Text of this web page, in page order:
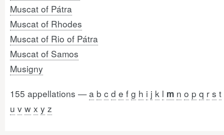
Muscat of Pátra
Muscat of Rhodes
Muscat of Rio of Pátra
Muscat of Samos
Musigny
155 appellations —a b c d e f g h i j k l m n o p q r s t
u v w x y z